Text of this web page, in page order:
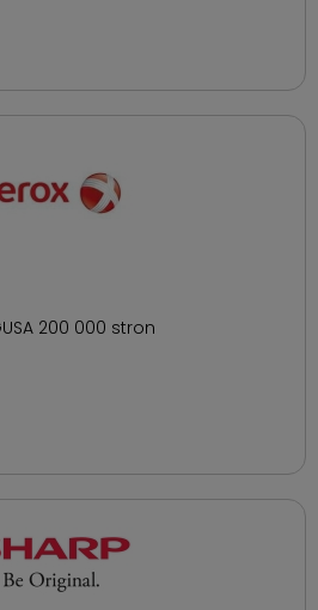
200 000 stron